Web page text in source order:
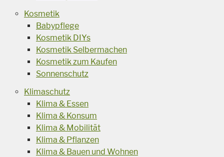
Kosmetik
Babypflege
Kosmetik DIYs
Kosmetik Selbermachen
Kosmetik zum Kaufen
Sonnenschutz
Klimaschutz
Klima & Essen
Klima & Konsum
Klima & Mobilität
Klima & Pflanzen
Klima & Bauen und Wohnen